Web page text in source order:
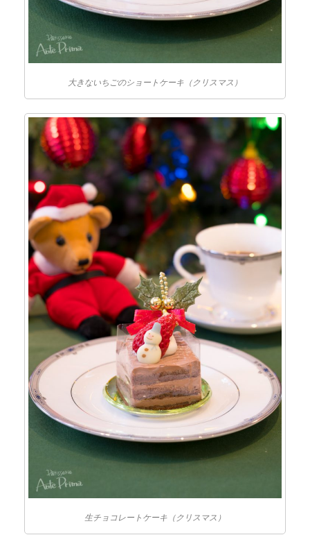
大きないちごのショートケーキ（クリスマス）
生チョコレートケーキ（クリスマス）